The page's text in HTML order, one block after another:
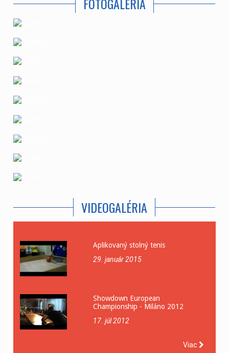
VIDEOGALÉRIA
Aplikovaný stolný tenis
29. január 2015
Showdown European
Championship - Miláno 2012
17. júl 2012
Viac